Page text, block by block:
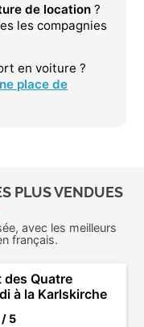
de location ?
les compagnies
en voiture ?
place de
PLUS VENDUES
avec les meilleurs
français.
des Quatre
à la Karlskirche
5